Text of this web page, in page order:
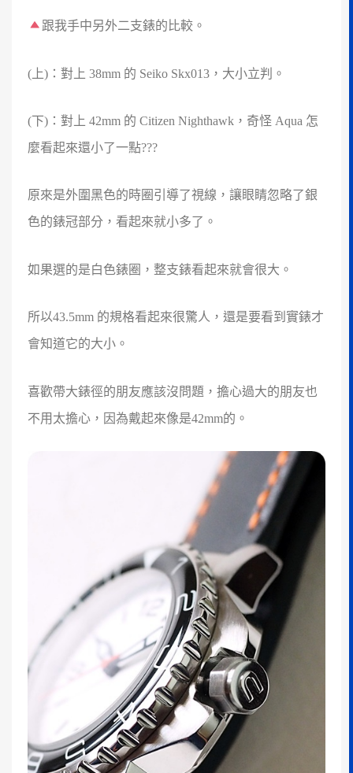
跟我手中另外二支錶的比較。
(上)：對上 38mm 的 Seiko Skx013，大小立判。
(下)：對上 42mm 的 Citizen Nighthawk，奇怪 Aqua 怎
麼看起來還小了一點???
原來是外圍黑色的時圈引導了視線，讓眼睛忽略了銀
色的錶冠部分，看起來就小多了。
如果選的是白色錶圈，整支錶看起來就會很大。
所以43.5mm 的規格看起來很驚人，還是要看到實錶才
會知道它的大小。
喜歡帶大錶徑的朋友應該沒問題，擔心過大的朋友也
不用太擔心，因為戴起來像是42mm的。